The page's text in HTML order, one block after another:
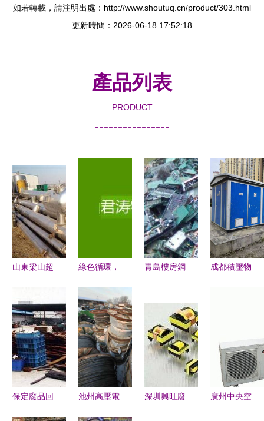
如若轉載，請注明出處：http://www.shoutuq.cn/product/303.html
更新時間：2026-06-18 17:52:18
產品列表
PRODUCT
----------------
山東梁山超
設備購銷公
司 湖北二
手食品設備
高價回收引
領物資循環
新高度
綠色循環，
——昆山君
濤物資回收
助力可持續
發展
青島樓房鋼
解析 鑫福
順物資回收
的服務與價
值
成都積壓物
色循環之道
保定廢品回
池州高壓電
深圳興旺廢
廣州中央空